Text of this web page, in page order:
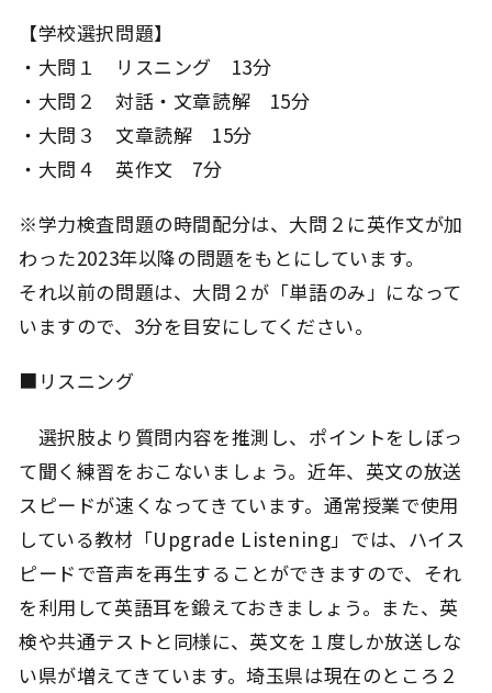
【学校選択問題】
・大問１ リスニング 13分
・大問２ 対話・文章読解 15分
・大問３ 文章読解 15分
・大問４ 英作文 7分
※学力検査問題の時間配分は、大問２に英作文が加
わった2023年以降の問題をもとにしています。
それ以前の問題は、大問２が「単語のみ」になって
いますので、3分を目安にしてください。
■リスニング
選択肢より質問内容を推測し、ポイントをしぼっ
て聞く練習をおこないましょう。近年、英文の放送
スピードが速くなってきています。通常授業で使用
している教材「Upgrade Listening」では、ハイス
ピードで音声を再生することができますので、それ
を利用して英語耳を鍛えておきましょう。また、英
検や共通テストと同様に、英文を１度しか放送しな
い県が増えてきています。埼玉県は現在のところ２